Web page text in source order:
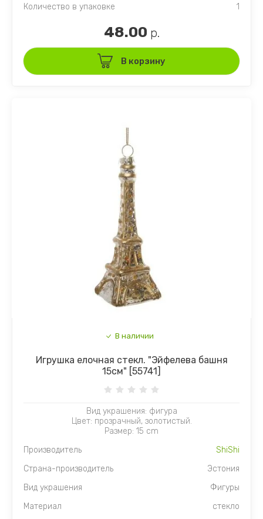
Количество в упаковке
1
48.00 р.
В корзину
В наличии
Игрушка елочная стекл. "Эйфелева башня
15см" [55741]
Вид украшения: фигура
Цвет: прозрачный, золотистый.
Размер: 15 cm
Производитель
ShiShi
Страна-производитель
Эстония
Вид украшения
Фигуры
Материал
стекло